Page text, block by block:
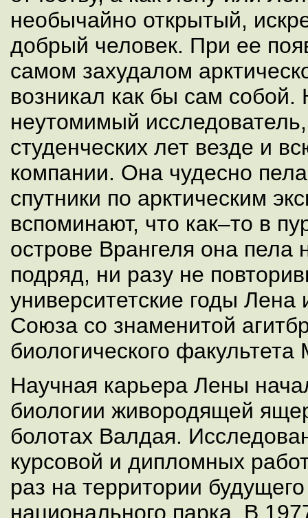
необычайно открытый,
добрый человек. При ее
самом захудалом
возникал как бы сам
неутомимый
студенческих лет везде и
компании. Она чудесно
спутники по арктическим
вспоминают, что как–то в
острове Врангеля она пела
подряд, ни разу не
университетские годы Лена
Союза со знаменитой
биологического факультета
Научная карьера Лены
биологии живородящей
болотах Валдая.
курсовой и дипломных
раз на территории
национального парка. В